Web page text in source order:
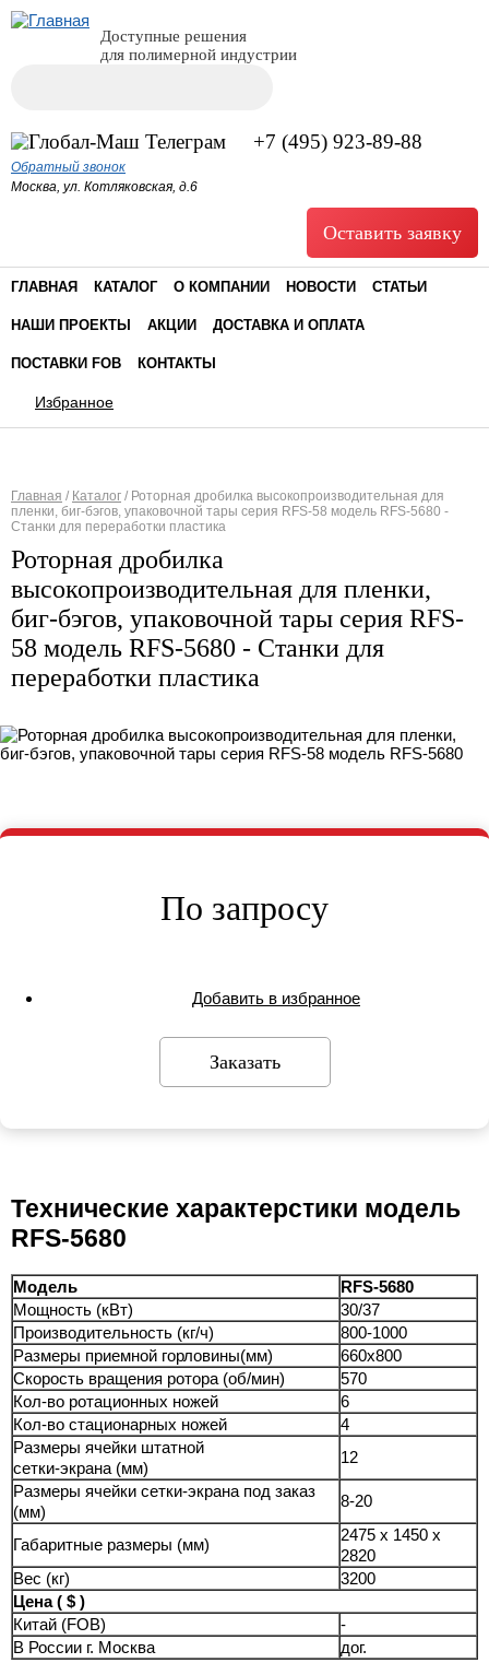
Доступные решения
для полимерной индустрии
+7 (495) 923-89-88
Обратный звонок
Москва, ул. Котляковская, д.6
Оставить заявку
ГЛАВНАЯ КАТАЛОГ О КОМПАНИИ НОВОСТИ СТАТЬИ
НАШИ ПРОЕКТЫ АКЦИИ ДОСТАВКА И ОПЛАТА
ПОСТАВКИ FOB КОНТАКТЫ
Избранное
Вы здесь
Главная / Каталог / Роторная дробилка высокопроизводительная для
пленки, биг-бэгов, упаковочной тары серия RFS-58 модель RFS-5680 -
Станки для переработки пластика
Роторная дробилка
высокопроизводительная для пленки,
биг-бэгов, упаковочной тары серия RFS-
58 модель RFS-5680 - Станки для
переработки пластика
По запросу
Добавить в избранное
Заказать
Технические характерстики модель
RFS-5680
Модель
RFS-5680
Мощность (кВт)
30/37
Производительность (кг/ч)
800-1000
Размеры приемной горловины(мм)
660x800
Скорость вращения ротора (об/мин)
570
Кол-во ротационных ножей
6
Кол-во стационарных ножей
4
Размеры ячейки штатной
сетки-экрана (мм)
12
Размеры ячейки сетки-экрана под заказ
(мм)
8-20
Габаритные размеры (мм)
2475 x 1450 x
2820
Вес (кг)
3200
Цена ( $ )
Китай (FOB)
-
В России г. Москва
дог.